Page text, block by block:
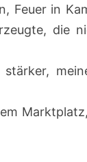
Feuer in
die